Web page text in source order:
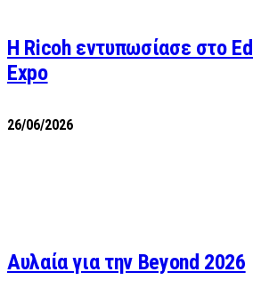
Η Ricoh εντυπωσίασε στο
Expo
26/06/2026
Αυλαία για την Beyond 2026